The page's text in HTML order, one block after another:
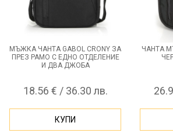
МЪЖКА ЧАНТА GABOL CRONY ЗА
ПРЕЗ РАМО С ЕДНО ОТДЕЛЕНИЕ
И ДВА ДЖОБА
18.56 € / 36.30 лв.
КУПИ
ЧАНТА